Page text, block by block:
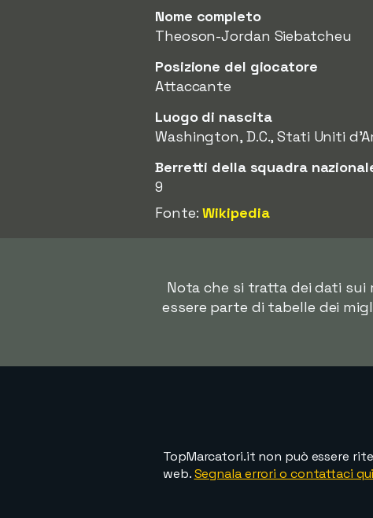
Nome completo
Theoson-Jordan Siebatcheu
Posizione del giocatore
Attaccante
Luogo di nascita
Washington, D.C., Stati Uniti
Berretti della squadra
9
Fonte:Wikipedia
Nota che si tratta dei dati sui
essere parte di tabelle dei
TopMarcatori.it non può essere
web.Segnala errori o contattaci qui